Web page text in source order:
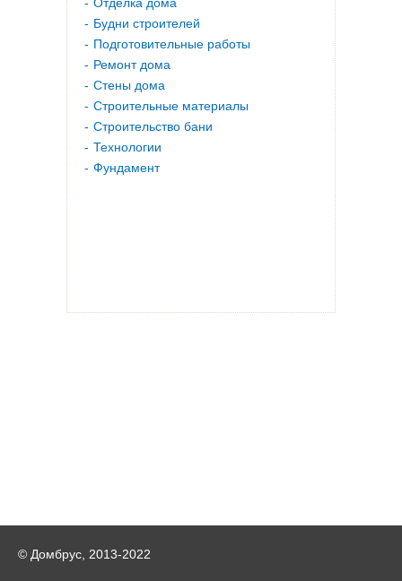
Будни строителей
Подготовительные работы
Ремонт дома
Стены дома
Строительные материалы
Строительство бани
Технологии
Фундамент
© Домбрус, 2013-2022